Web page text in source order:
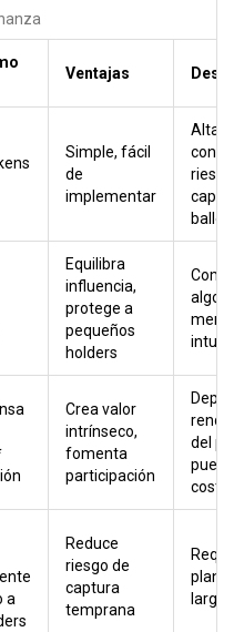
Ventajas
Simple, fácil
de
implementar
Alta
Equilibra
influencia,
protege a
pequeños
holders
Crea valor
intrínseco,
fomenta
participación
del
a
Reduce
riesgo de
captura
temprana
largo